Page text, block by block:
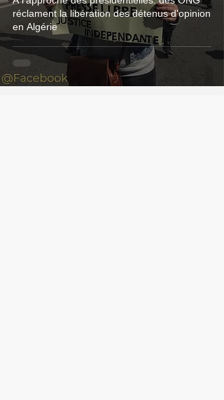
réclament la libération des détenus d'opinion
en Algérie